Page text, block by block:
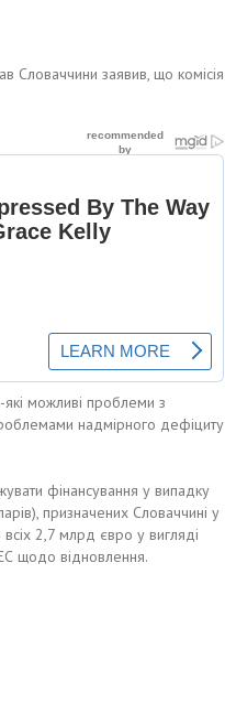
Словаччини заявив, що комісія
можливі проблеми з
надмірного дефіциту
фінансування у випадку
призначених Словаччині у
2,7 млрд євро у вигляді
щодо відновлення.